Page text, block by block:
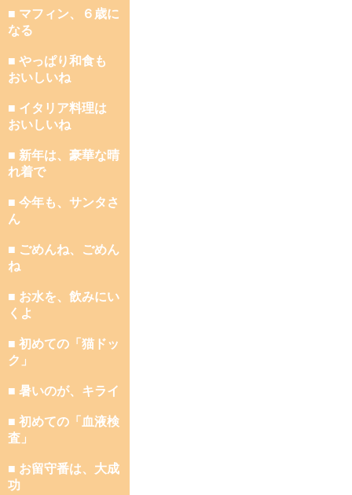
■ マフィン、６歳に
なる
■ やっぱり和食も
おいしいね
■ イタリア料理は
おいしいね
■ 新年は、豪華な晴
れ着で
■ 今年も、サンタさ
ん
■ ごめんね、ごめん
ね
■ お水を、飲みにい
くよ
■ 初めての「猫ドッ
ク」
■ 暑いのが、キライ
■ 初めての「血液検
査」
■ お留守番は、大成
功